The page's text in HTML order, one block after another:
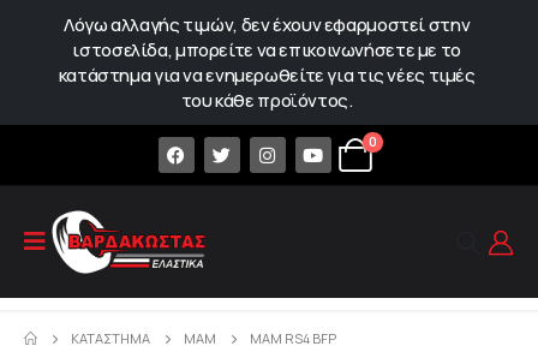
Λόγω αλλαγής τιμών, δεν έχουν εφαρμοστεί στην
ιστοσελίδα, μπορείτε να επικοινωνήσετε με το
κατάστημα για να ενημερωθείτε για τις νέες τιμές
του κάθε προϊόντος.
0
ΚΑΤΆΣΤΗΜΑ MAM MAM RS4 BFP